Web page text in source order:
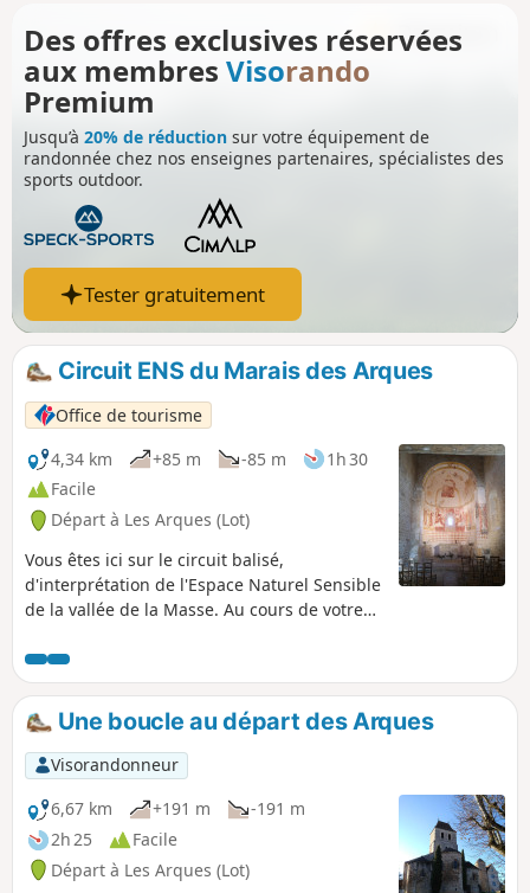
Des offres exclusives réservées
aux membres Visorando
Premium
Jusqu’à 20% de réduction sur votre équipement de
randonnée chez nos enseignes partenaires, spécialistes des
sports outdoor.
Tester gratuitement
Circuit ENS du Marais des Arques
Office de tourisme
4,34 km
+85 m -85 m
1h 30
Facile
Départ à Les Arques (Lot)
Vous êtes ici sur le circuit balisé,
d'interprétation de l'Espace Naturel Sensible
de la vallée de la Masse. Au cours de votre
bâtis et naturels remarquables.
Une boucle au départ des Arques
Visorandonneur
6,67 km
+191 m
-191 m
2h 25
Facile
Départ à Les Arques (Lot)